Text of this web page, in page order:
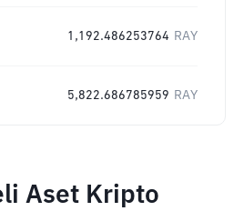
1,192.486253764 RAY
5,822.686785959 RAY
Aset Kripto